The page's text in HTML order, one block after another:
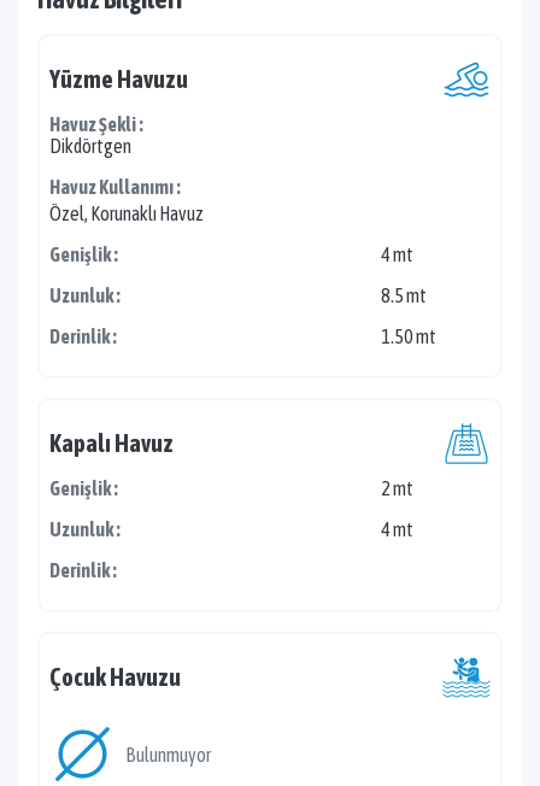
Yüzme Havuzu
Havuz Şekli :
Dikdörtgen
Havuz Kullanımı :
Özel, Korunaklı Havuz
Genişlik :
4 mt
Uzunluk :
8.5 mt
Derinlik :
1.50 mt
Kapalı Havuz
Genişlik :
2 mt
Uzunluk :
4 mt
Derinlik :
Çocuk Havuzu
Bulunmuyor